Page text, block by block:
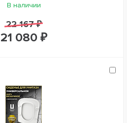
В наличии
22 167 ₽
21 080 ₽